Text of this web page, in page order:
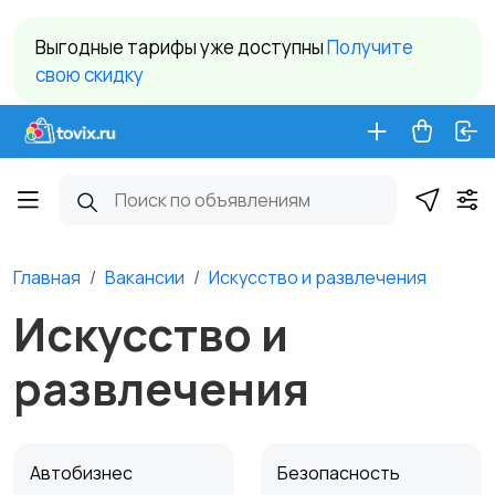
Выгодные тарифы уже доступныПолучите
свою скидку
Главная Вакансии Искусство и развлечения
Искусство и
развлечения
Автобизнес Безопасность